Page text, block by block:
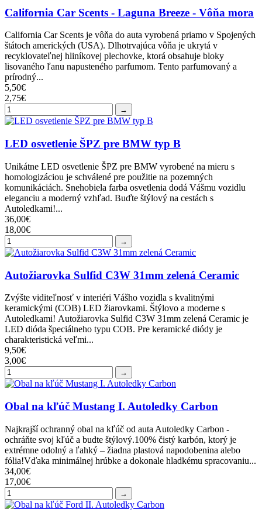
California Car Scents - Laguna Breeze - Vôňa mora
California Car Scents je vôňa do auta vyrobená priamo v Spojených
štátoch amerických (USA). Dlhotrvajúca vôňa je ukrytá v
recyklovateľnej hliníkovej plechovke, ktorá obsahuje bloky
lisovaného ľanu napusteného parfumom. Tento parfumovaný a
prírodný...
5,50€
2,75€
→
LED osvetlenie ŠPZ pre BMW typ B
Unikátne LED osvetlenie ŠPZ pre BMW vyrobené na mieru s
homologizáciou je schválené pre použitie na pozemných
komunikáciách. Snehobiela farba osvetlenia dodá Vášmu vozidlu
eleganciu a moderný vzhľad. Buďte štýlový na cestách s
Autoledkami!...
36,00€
18,00€
→
Autožiarovka Sulfid C3W 31mm zelená Ceramic
Zvýšte viditeľnosť v interiéri Vášho vozidla s kvalitnými
keramickými (COB) LED žiarovkami. Štýlovo a moderne s
Autoledkami! Autožiarovka Sulfid C3W 31mm zelená Ceramic je
LED dióda špeciálneho typu COB. Pre keramické diódy je
charakteristická veľmi...
9,50€
3,00€
→
Obal na kľúč Mustang I. Autoledky Carbon
Najkrajší ochranný obal na kľúč od auta Autoledky Carbon -
ochráňte svoj kľúč a budte štýlový.100% čistý karbón, ktorý je
extrémne odolný a ľahký – žiadna plastová napodobenina alebo
fólia!Vďaka minimálnej hrúbke a dokonale hladkému spracovaniu...
34,00€
17,00€
→